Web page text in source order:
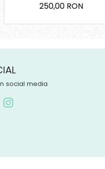
10x100 cm
250,00 RON
social media